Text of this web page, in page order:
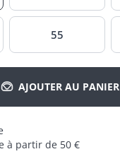
55
AJOUTER AU PANIER
à partir de 50 €